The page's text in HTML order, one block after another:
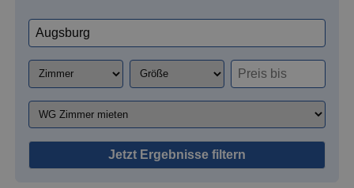
Jetzt Ergebnisse filtern